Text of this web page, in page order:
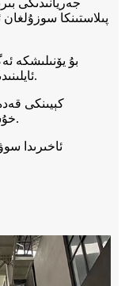
پىلاستىنكا سوزۇلغان
ئايلىنىدىغان بىر يۈرۈش روللار ئارىسىغا سوزۇلغان.
خۇسۇسىيىتى قۇلۇپلىنىپ مەڭگۈلۈك ياسالغان.